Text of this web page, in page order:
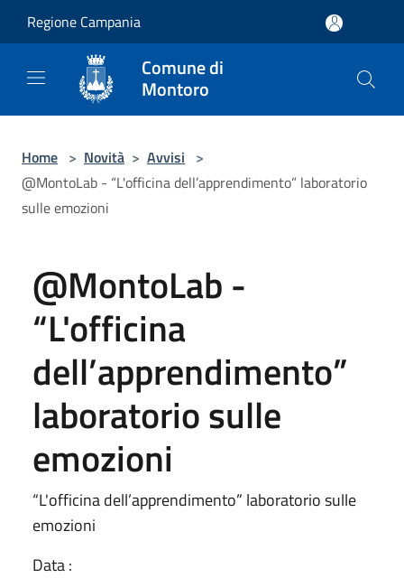
Regione Campania
Comune di
Montoro
Home > Novità > Avvisi >
@MontoLab - “L'officina dell’apprendimento” laboratorio
sulle emozioni
@MontoLab -
“L'officina
dell’apprendimento”
laboratorio sulle
emozioni
“L'officina dell’apprendimento” laboratorio sulle
emozioni
Data :